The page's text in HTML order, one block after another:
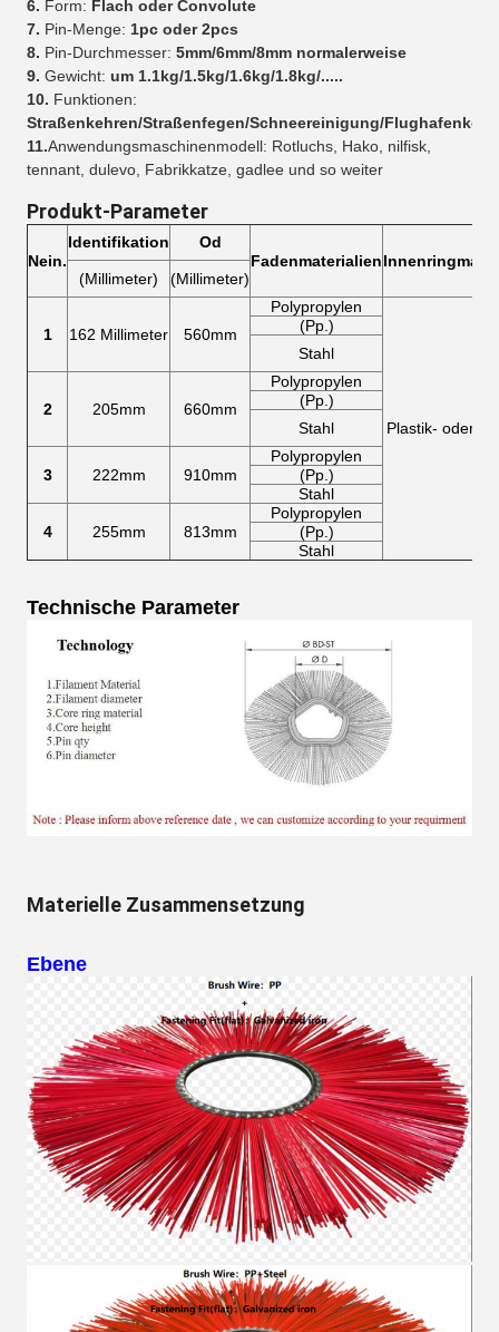
6. Form: Flach oder Convolute
7. Pin-Menge: 1pc oder 2pcs
8. Pin-Durchmesser: 5mm/6mm/8mm normalerweise
9. Gewicht: um 1.1kg/1.5kg/1.6kg/1.8kg/.....
10. Funktionen:
Straßenkehren/Straßenfegen/Schneereinigung/
11.Anwendungsmaschinenmodell: Rotluchs, Hako, nilfisk,
tennant, dulevo, Fabrikkatze, gadlee und so weiter
Produkt-Parameter
Nein.
Identifikation
Od
Fadenmaterialien
(Millimeter)
(Millimeter)
1 162 Millimeter 560mm
Polypropylen
Plastik- oder
(Pp.)
Stahl
2 205mm 660mm
Polypropylen
(Pp.)
Stahl
3 222mm 910mm
Polypropylen
(Pp.)
Stahl
4 255mm 813mm
Polypropylen
(Pp.)
Stahl
Technische Parameter
Materielle Zusammensetzung
Ebene